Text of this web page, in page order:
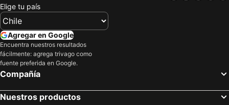
Elige tu país
Agregar en Google
Encuentra nuestros resultados
fácilmente: agrega trivago como
fuente preferida en Google.
Compañía
Nuestros productos